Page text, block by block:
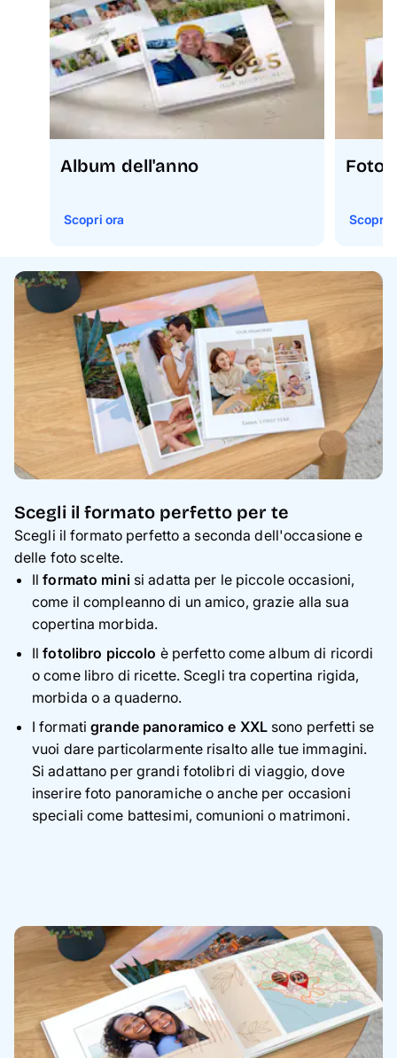
Album dell'anno
Scopri ora Scopri
Scegli il formato perfetto per te
Scegli il formato perfetto a seconda dell'occasione e
delle foto scelte.
Ilformato mini si adatta per le piccole occasioni,
come il compleanno di un amico, grazie alla sua
copertina morbida.
Ilfotolibro piccolo è perfetto come album di ricordi
o come libro di ricette. Scegli tra copertina rigida,
morbida o a quaderno.
I formatigrande panoramico e XXLsono perfetti se
vuoi dare particolarmente risalto alle tue immagini.
Si adattano per grandi fotolibri di viaggio, dove
inserire foto panoramiche o anche per occasioni
speciali come battesimi, comunioni o matrimoni.